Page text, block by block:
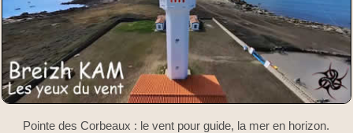
Pointe des Corbeaux : le vent pour guide, la mer en horizon.